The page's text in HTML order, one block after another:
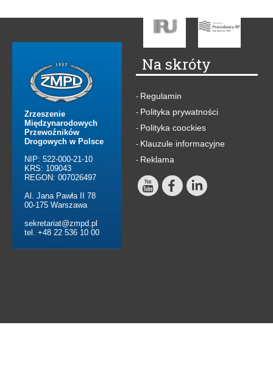
Zrzeszenie
Międzynarodowych
Przewoźników
Drogowych w Polsce
NIP: 522-000-21-10
KRS: 109043
REGON: 007026497
Al. Jana Pawła II 78
00-175 Warszawa
sekretariat@zmpd.pl
tel. +48 22 536 10 00
Na skróty
- Regulamin
- Polityka prywatności
- Polityka coockies
- Klauzule informacyjne
- Reklama